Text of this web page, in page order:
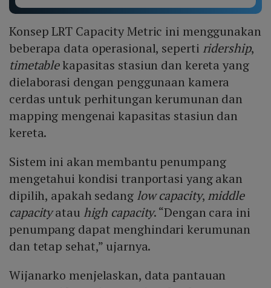
Konsep LRT Capacity Metric ini menggunakan
beberapa data operasional, seperti ridership,
timetablekapasitas stasiun dan kereta yang
dielaborasi dengan penggunaan kamera
cerdas untuk perhitungan kerumunan dan
mapping mengenai kapasitas stasiun dan
kereta.
Sistem ini akan membantu penumpang
mengetahui kondisi tranportasi yang akan
dipilih, apakah sedang low capacity, middle
capacityatau high capacity. “Dengan cara ini
penumpang dapat menghindari kerumunan
dan tetap sehat,” ujarnya.
Wijanarko menjelaskan, data pantauan